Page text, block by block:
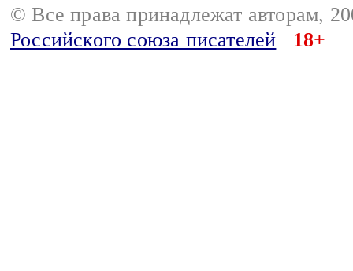
© Все права принадлежат авторам,
Российского союза писателей
18+